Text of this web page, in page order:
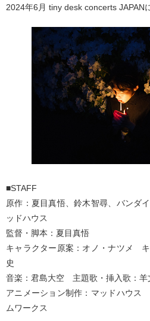
2024年6月 tiny desk concerts JAPAN
■STAFF
原作：夏目真悟、鈴木智尋、バンダ
ッドハウス
監督・脚本：夏目真悟
キャラクター原案：オノ・ナツメ
史
音楽：君島大空 主題歌・挿入歌：羊
アニメーション制作：マッドハウス
ムワークス